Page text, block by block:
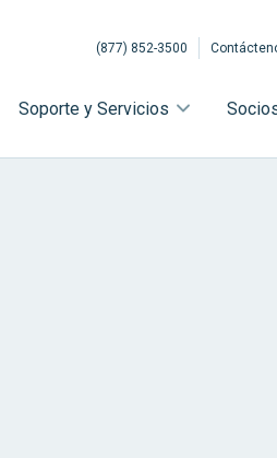
(877) 852-3500
Soporte y Servicios